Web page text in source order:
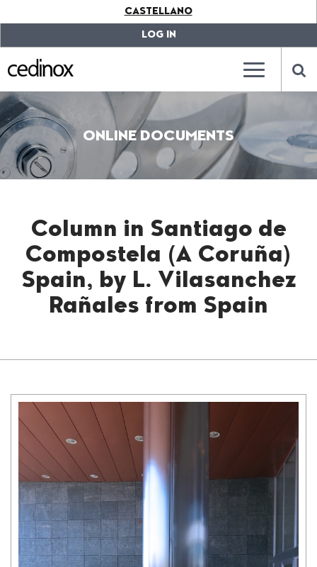
label.access.jump.content???
???
label.access.jump.header???
label.access.jump.footer???
???
label.access.jump.menu???
CASTELLANO
LOG IN
???
???
ONLINE DOCUMENTS
Column in Santiago de
Compostela (A Coruña)
Spain, by L. Vilasanchez
Rañales from Spain